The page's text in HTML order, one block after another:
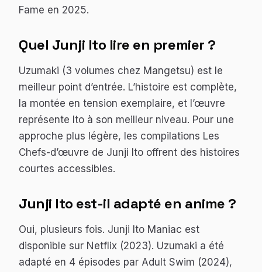
Fame en 2025.
Quel Junji Ito lire en premier ?
Uzumaki (3 volumes chez Mangetsu) est le
meilleur point d’entrée. L’histoire est complète,
la montée en tension exemplaire, et l’œuvre
représente Ito à son meilleur niveau. Pour une
approche plus légère, les compilations Les
Chefs-d’œuvre de Junji Ito offrent des histoires
courtes accessibles.
Junji Ito est-il adapté en anime ?
Oui, plusieurs fois. Junji Ito Maniac est
disponible sur Netflix (2023). Uzumaki a été
adapté en 4 épisodes par Adult Swim (2024),